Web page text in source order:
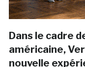
Dans le cadre
américaine,
nouvelle